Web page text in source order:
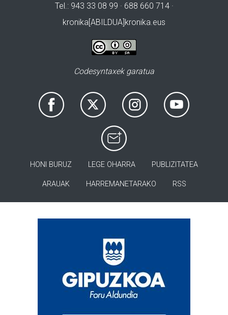
Tel.: 943 33 08 99 · 688 660 714 ·
kronika[ABILDUA]kronika.eus
Codesyntaxek garatua
HONI BURUZ LEGE OHARRA PUBLIZITATEA
ARAUAK HARREMANETARAKO RSS